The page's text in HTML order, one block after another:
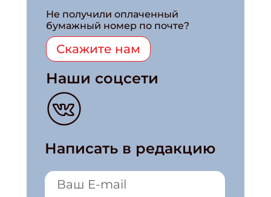
Не получили оплаченный
бумажный номер по почте?
Скажите нам
Наши соцсети
Написать в редакцию